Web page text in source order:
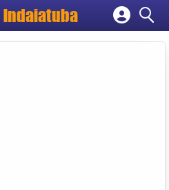
Indaiatuba
Cadastrar empresa